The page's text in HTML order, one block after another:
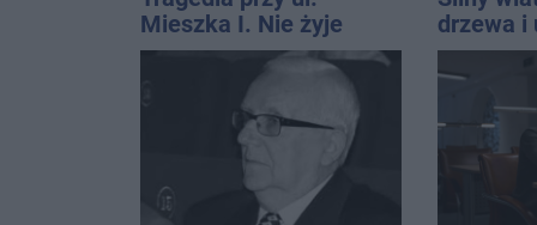
Mieszka I. Nie żyje
osoba, która wypadła z
czwartego piętra
drzewa i
dach. To
ostrzeżeń